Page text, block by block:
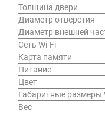
Толщина двери
Диаметр отверстия
Диаметр внешней
Сеть Wi-Fi
Карта памяти
Питание
Цвет
Габаритные размеры
Вес